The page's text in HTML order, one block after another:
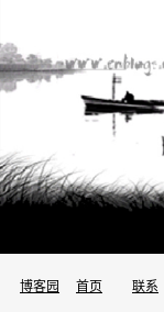
博客园 首页 联系